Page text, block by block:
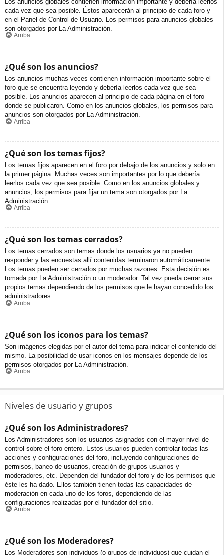
Los anuncios globales contienen información importante y debería leerlos
cada vez que sea posible. Éstos aparecerán al principio de cada foro y
en el Panel de Control de Usuario. Los permisos para anuncios globales
son otorgados por La Administración.
Arriba
¿Qué son los anuncios?
Los anuncios muchas veces contienen información importante sobre el
foro que se encuentra leyendo y debería leerlos cada vez que sea
posible. Los anuncios aparecen al principio de cada página en el foro
donde se publicaron. Como en los anuncios globales, los permisos para
anuncios son otorgados por La Administración.
Arriba
¿Qué son los temas fijos?
Los temas fijos aparecen en el foro por debajo de los anuncios y solo en
la primer página. Muchas veces son importantes por lo que debería
leerlos cada vez que sea posible. Como en los anuncios globales y
anuncios, los permisos para fijar un tema son otorgados por La
Administración.
Arriba
¿Qué son los temas cerrados?
Los temas cerrados son temas donde los usuarios ya no pueden
responder y las encuestas allí contenidas terminaron automáticamente.
Los temas pueden ser cerrados por muchas razones. Esta decisión es
tomada por La Administración o un moderador. Tal vez pueda cerrar sus
propios temas dependiendo de los permisos que le hayan concedido los
administradores.
Arriba
¿Qué son los iconos para los temas?
Son imágenes elegidas por el autor del tema para indicar el contenido del
mismo. La posibilidad de usar iconos en los mensajes depende de los
permisos otorgados por La Administración.
Arriba
Niveles de usuario y grupos
¿Qué son los Administradores?
Los Administradores son los usuarios asignados con el mayor nivel de
control sobre el foro entero. Estos usuarios pueden controlar todas las
acciones y configuraciones del foro, incluyendo configuraciones de
permisos, baneo de usuarios, creación de grupos usuarios y
moderadores, etc. Dependen del fundador del foro y de los permisos que
éste les ha dado. Ellos también tienen todas las capacidades de
moderación en cada uno de los foros, dependiendo de las
configuraciones realizadas por el fundador del sitio.
Arriba
¿Qué son los Moderadores?
Los Moderadores son individuos (o grupos de individuos) que cuidan el